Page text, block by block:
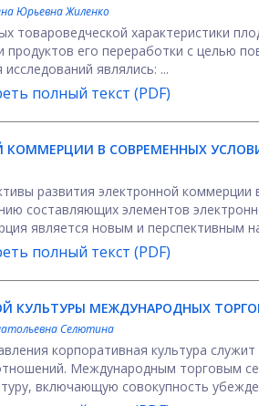
Юрьевна Жиленко
товароведческой характеристики
его переработки с целью
являлись: ...
полный текст (PDF)
КОММЕРЦИИ В СОВРЕМЕННЫХ
развития электронной
составляющих элементов
является новым и перспективным
полный текст (PDF)
КУЛЬТУРЫ МЕЖДУНАРОДНЫХ
Селютина
корпоративная культура
Международным торговым
включающую совокупность